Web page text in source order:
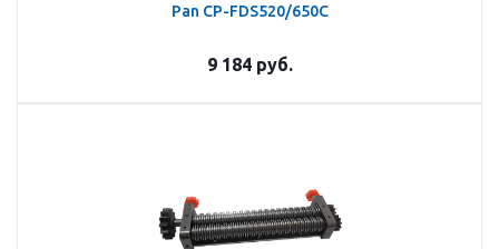
Pan CP-FDS520/650C
9 184 руб.